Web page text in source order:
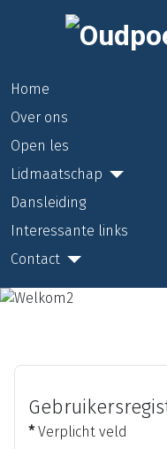
Home
Over ons
Open les
Lidmaatschap
Dansleiding
Interessante links
Contact
*Verplicht veld